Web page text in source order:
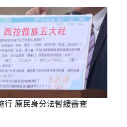
行 原民身分法暫緩審查